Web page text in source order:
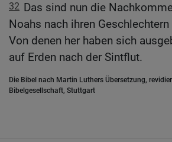
32 Das sind nun die
Noahs nach ihren
Von denen her haben sich
auf Erden nach der Sintflut.
Die Bibel nach Martin Luthers Übersetzung,
Bibelgesellschaft, Stuttgart